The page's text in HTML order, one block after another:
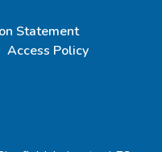
Statement
Access Policy